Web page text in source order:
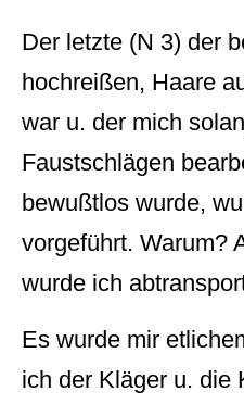
Der letzte (N 3) der
hochreißen, Haare
war u. der mich
Faustschlägen
bewußtlos wurde,
vorgeführt. Warum?
wurde ich
Es wurde mir
ich der Kläger u. die